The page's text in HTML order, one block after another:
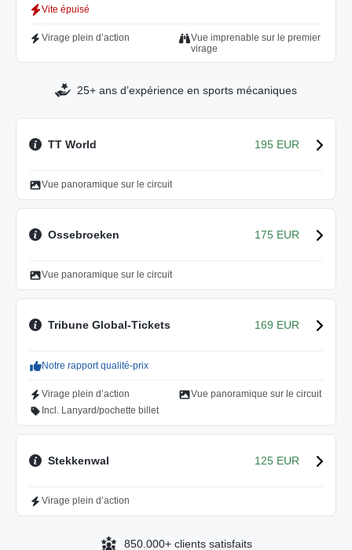
Vite épuisé
Virage plein d’action
Vue imprenable sur le premier
virage
25+ ans d’expérience en sports mécaniques
TT World 195 EUR
Vue panoramique sur le circuit
Ossebroeken 175 EUR
Vue panoramique sur le circuit
Tribune Global-Tickets 169 EUR
Notre rapport qualité-prix
Virage plein d’action
Vue panoramique sur le circuit
Incl. Lanyard/pochette billet
Stekkenwal 125 EUR
Virage plein d’action
850.000+ clients satisfaits